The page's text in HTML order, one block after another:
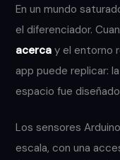
En un mundo
el diferenciador.
acerca y el entorno
app puede replicar:
espacio fue
Los sensores
escala, con una